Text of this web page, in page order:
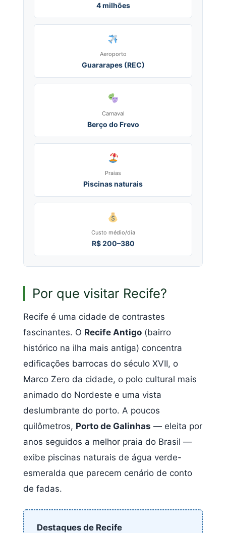
4 milhões
Aeroporto
Guararapes (REC)
Carnaval
Berço do Frevo
Praias
Piscinas naturais
Custo médio/dia
R$ 200–380
Por que visitar Recife?
Recife é uma cidade de contrastes
fascinantes. O Recife Antigo (bairro
histórico na ilha mais antiga) concentra
edificações barrocas do século XVII, o
Marco Zero da cidade, o polo cultural mais
animado do Nordeste e uma vista
deslumbrante do porto. A poucos
quilômetros, Porto de Galinhas — eleita por
anos seguidos a melhor praia do Brasil —
exibe piscinas naturais de água verde-
esmeralda que parecem cenário de conto
de fadas.
Destaques de Recife